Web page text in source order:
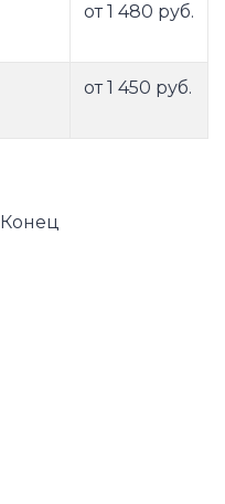
от 1 480 руб.
от 1 450 руб.
Конец